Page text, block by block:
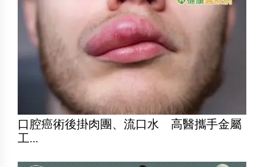
口腔癌術後掛肉團、流口水 高醫攜手金屬
工...